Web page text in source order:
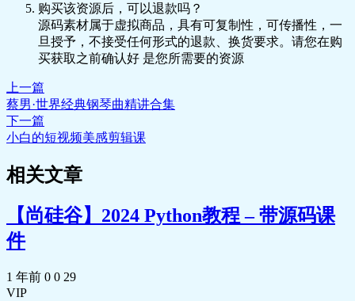
购买该资源后，可以退款吗？
源码素材属于虚拟商品，具有可复制性，可传播性，一
旦授予，不接受任何形式的退款、换货要求。请您在购
买获取之前确认好 是您所需要的资源
上一篇
蔡男·世界经典钢琴曲精讲合集
下一篇
小白的短视频美感剪辑课
相关文章
【尚硅谷】2024 Python教程 – 带源码课
件
1 年前 0 0 29
VIP